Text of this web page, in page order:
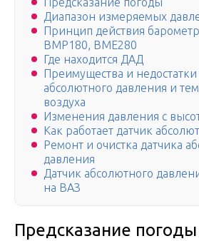
Диапазон измеряемых
Принцип действия
BMP180, BME280
Где находится ДАД
Преимущества и недостатки
абсолютного давления и
воздуха
Изменения давления с
Как работает датчик
Ремонт и очистка датчика
давления
Датчик абсолютного
на ВАЗ
Предсказание погоды